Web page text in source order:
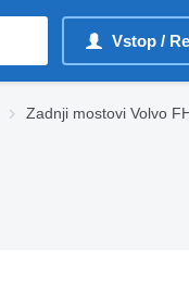
Vstop /
Zadnji mostovi Volvo